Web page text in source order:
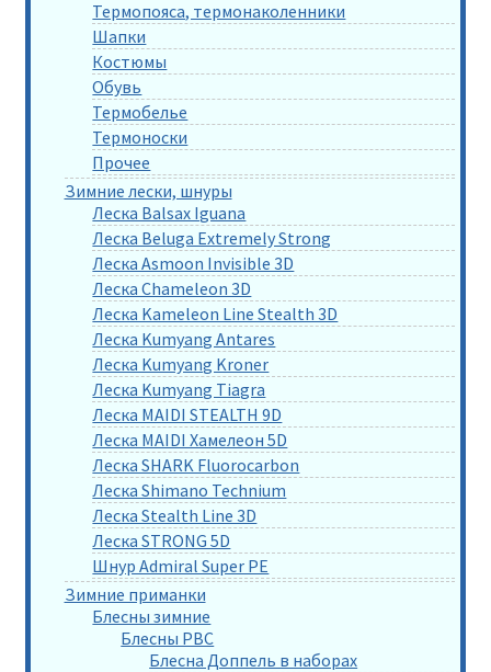
Термопояса, термонаколенники
Шапки
Костюмы
Обувь
Термобелье
Термоноски
Прочее
Зимние лески, шнуры
Леска Balsax Iguana
Леска Beluga Extremely Strong
Леска Asmoon Invisible 3D
Леска Chameleon 3D
Леска Kameleon Line Stealth 3D
Леска Kumyang Antares
Леска Kumyang Kroner
Леска Kumyang Tiagra
Леска MAIDI STEALTH 9D
Леска MAIDI Хамелеон 5D
Леска SHARK Fluorocarbon
Леска Shimano Technium
Леска Stealth Line 3D
Леска STRONG 5D
Шнур Admiral Super PE
Зимние приманки
Блесны зимние
Блесны РВС
Блесна Доппель в наборах